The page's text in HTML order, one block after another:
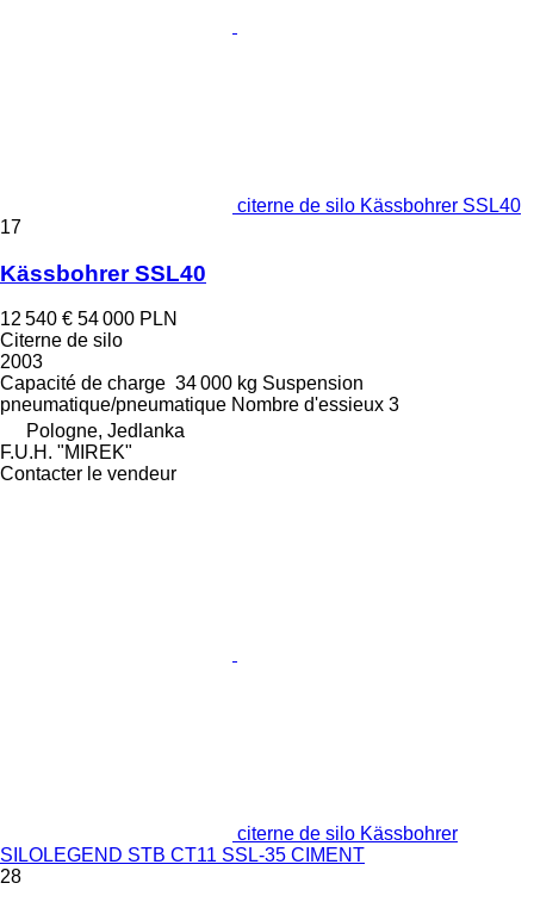
citerne de silo Kässbohrer SSL40
17
Kässbohrer SSL40
12 540 € 54 000 PLN
Citerne de silo
2003
Capacité de charge 34 000 kg Suspension
pneumatique/pneumatique Nombre d'essieux 3
Pologne, Jedlanka
F.U.H. "MIREK"
Contacter le vendeur
citerne de silo Kässbohrer
SILOLEGEND STB CT11 SSL-35 CIMENT
28